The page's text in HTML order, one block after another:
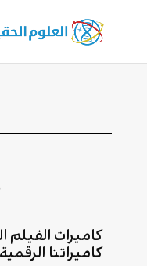
كاميرات
كاميراتنا